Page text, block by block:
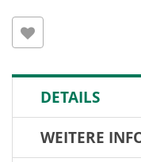
DETAILS
WEITERE